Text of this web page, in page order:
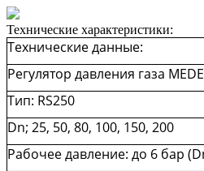
Технические характеристики:
Технические данные:
Регулятор давления газа
Тип: RS250
Dn; 25, 50, 80, 100, 150, 200
Рабочее давление: до 6 бар